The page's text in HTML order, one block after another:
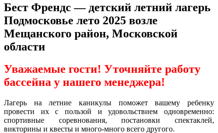
Бест Френдс — детский летний лагерь
Подмосковье лето 2025 возле
Мещанского район, Московской
области
Уважаемые гости! Уточняйте работу
бассейна у нашего менеджера!
Лагерь на летние каникулы поможет вашему ребенку
провести их с пользой и удовольствием одновременно:
спортивные соревнования, постановки спектаклей,
викторины и квесты и много-много всего другого.